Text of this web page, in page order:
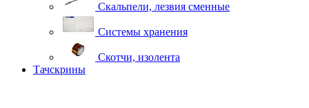
Скальпели, лезвия сменные
Системы хранения
Скотчи, изолента
Тачскрины